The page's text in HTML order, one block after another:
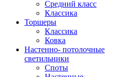
Средний класс
Классика
Торшеры
Классика
Ковка
Настенно- потолочные
светильники
Споты